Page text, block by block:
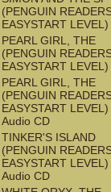
(PENGUIN
EASYSTART
PEARL GIRL, THE
(PENGUIN
EASYSTART
PEARL GIRL, THE
(PENGUIN
EASYSTART
Audio CD
TINKER'S ISLAND
(PENGUIN
EASYSTART
Audio CD